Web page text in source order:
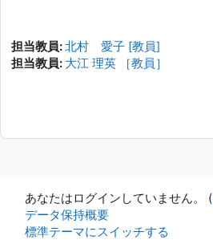
担当教員:北村 愛子 [教員]
担当教員: 大江 理英 ［教員］
あなたはログインしていません。 (
データ保持概要
標準テーマにスイッチする